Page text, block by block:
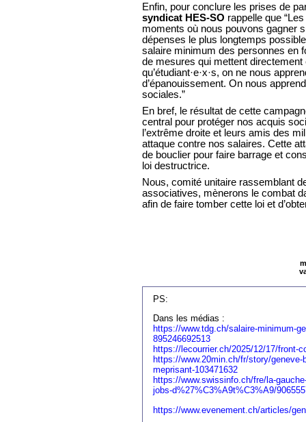
Enfin, pour conclure les prises de
syndicat HES-SO rappelle que
moments où nous pouvons gagner
dépenses le plus longtemps
salaire minimum des personnes en
de mesures qui mettent
qu’étudiant·e·x·s, on ne nous
d’épanouissement. On nous
sociales.”
En bref, le résultat de cette
central pour protéger nos acquis
l’extrême droite et leurs amis des
attaque contre nos salaires. Cette
de bouclier pour faire barrage et
loi destructrice.
Nous, comité unitaire rassemblant
associatives, mènerons le combat
afin de faire tomber cette loi et
PS:
Dans les médias :
https://www.tdg.ch/salaire-minimum-
895246692513
https://lecourrier.ch/2025/12/17/front-
https://www.20min.ch/fr/story/
meprisant-103471632
https://www.swissinfo.ch/fre/la-
jobs-d%27%C3%A9t%C3%A9/
https://www.evenement.ch/articles/